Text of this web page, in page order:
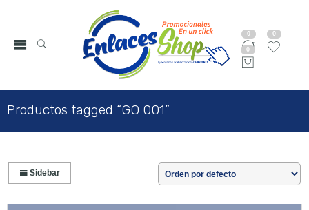
0 0
0
Productos tagged “GO 001”
Sidebar